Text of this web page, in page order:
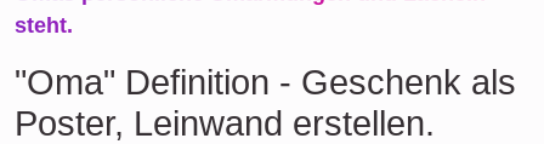
steht.
"Oma" Definition - Geschenk als
Poster, Leinwand erstellen.